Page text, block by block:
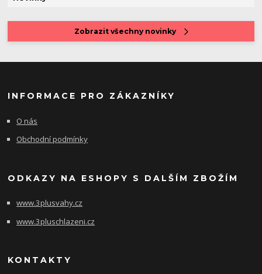
Zobrazit všechny novinky
INFORMACE PRO ZÁKAZNÍKY
O nás
Obchodní podmínky
ODKAZY NA ESHOPY S DALŠÍM ZBOŽÍM
www.3plusvahy.cz
www.3pluschlazeni.cz
KONTAKTY